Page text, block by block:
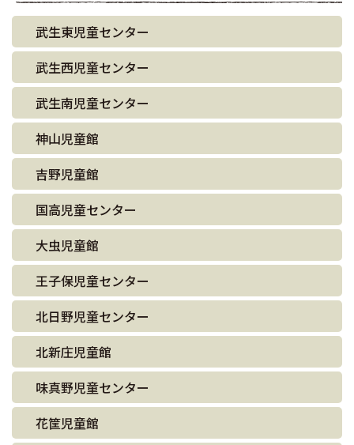
武生東児童センター
武生西児童センター
武生南児童センター
神山児童館
吉野児童館
国高児童センター
大虫児童館
王子保児童センター
北日野児童センター
北新庄児童館
味真野児童センター
花筐児童館